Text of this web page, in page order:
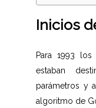
Inicios
Para 1993
estaban
parámetros y
algoritmo de